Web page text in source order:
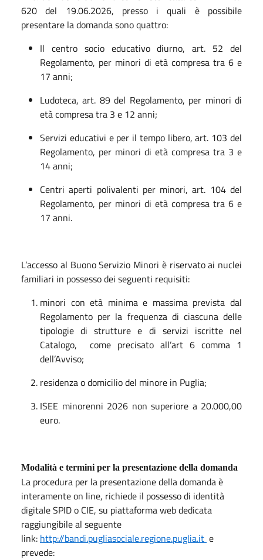
620 del 19.06.2026, presso i quali è possibile
presentare la domanda sono quattro:
Il centro socio educativo diurno, art. 52 del
Regolamento, per minori di età compresa tra 6 e
17 anni;
Ludoteca, art. 89 del Regolamento, per minori di
età compresa tra 3 e 12 anni;
Servizi educativi e per il tempo libero, art. 103 del
Regolamento, per minori di età compresa tra 3 e
14 anni;
Centri aperti polivalenti per minori, art. 104 del
Regolamento, per minori di età compresa tra 6 e
17 anni.
L’accesso al Buono Servizio Minori è riservato ai nuclei
familiari in possesso dei seguenti requisiti:
minori con età minima e massima prevista dal
Regolamento per la frequenza di ciascuna delle
tipologie di strutture e di servizi iscritte nel
Catalogo, come precisato all’art 6 comma 1
dell’Avviso;
residenza o domicilio del minore in Puglia;
ISEE minorenni 2026 non superiore a 20.000,00
euro.
Modalità e termini per la presentazione della domanda
La procedura per la presentazione della domanda è
interamente on line, richiede il possesso di identità
digitale SPID o CIE, su piattaforma web dedicata
raggiungibile al seguente
link: http://bandi.pugliasociale.regione.puglia.it e
prevede: